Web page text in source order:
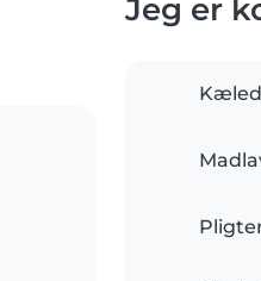
Jeg er